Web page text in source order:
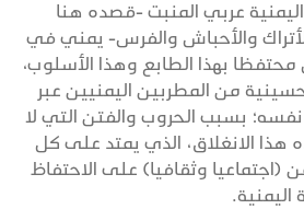
عربي المنبت -قصده هنا
والأحباش والفرس- يمني في
بهذا الطابع وهذا الأسلوب،
من المطربين اليمنيين عبر
نفسه؛ بسبب الحروب والفتن التي لا
هذا الانغلاق، الذي يمتد على كل
(اجتماعيا وثقافيا) على الاحتفاظ
اليمنية.